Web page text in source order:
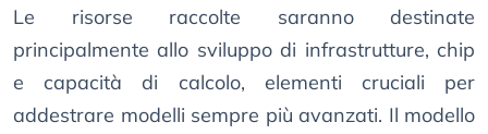
Le risorse raccolte saranno destinate
principalmente allo sviluppo di infrastrutture, chip
e capacità di calcolo, elementi cruciali per
addestrare modelli sempre più avanzati. Il modello